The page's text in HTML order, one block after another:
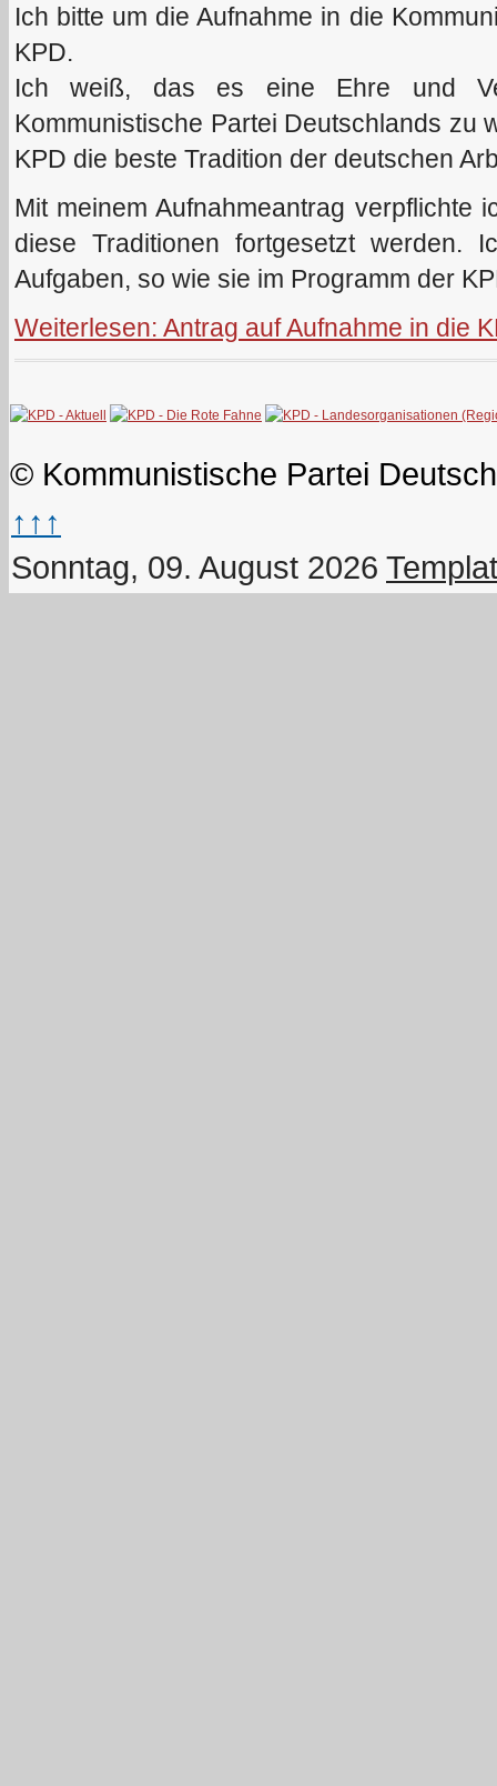
Ich bitte um die Aufnahme in die
KPD.
Ich weiß, das es eine Ehre und
Kommunistische Partei Deutschlands zu
KPD die beste Tradition der deutschen
Mit meinem Aufnahmeantrag verpflichte
diese Traditionen fortgesetzt werden.
Aufgaben, so wie sie im Programm der
Weiterlesen: Antrag auf Aufnahme in die
© Kommunistische Partei
↑↑↑
Sonntag, 09. August 2026